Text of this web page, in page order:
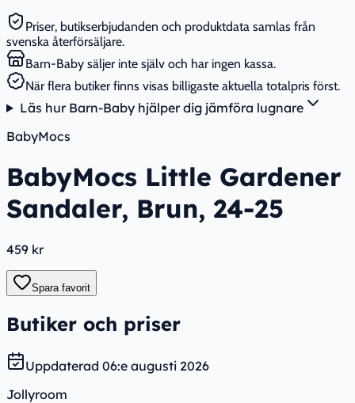
Priser, butikserbjudanden och produktdata samlas från
svenska återförsäljare.
Barn-Baby säljer inte själv och har ingen kassa.
När flera butiker finns visas billigaste aktuella totalpris först.
Läs hur Barn-Baby hjälper dig jämföra lugnare
BabyMocs
BabyMocs Little Gardener
Sandaler, Brun, 24-25
459 kr
Spara favorit
Butiker och priser
Uppdaterad 06:e augusti 2026
Jollyroom